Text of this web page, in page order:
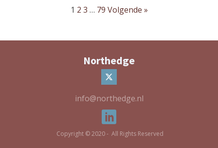
1 2 3 … 79 Volgende »
Northedge
info@northedge.nl
Copyright © 2020 - All Rights Reserved